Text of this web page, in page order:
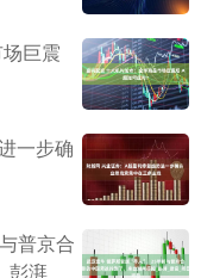
巨震
一步确
普京合
湃_